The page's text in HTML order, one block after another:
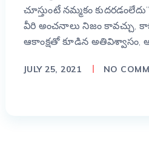
చూస్తుంటే నమ్మకం
వీరి అంచనాలు నిజం కావచ్చు,
ఆకాంక్షతో కూడిన అతివిశ్వాసం, ఆ
JULY 25, 2021 NO